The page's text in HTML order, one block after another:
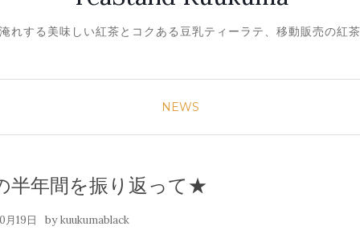
れする美味しい紅茶とコクある豆乳ティーラテ、移動販売の紅
NEWS
半年間を振り返って★
月19日 bykuukumablack